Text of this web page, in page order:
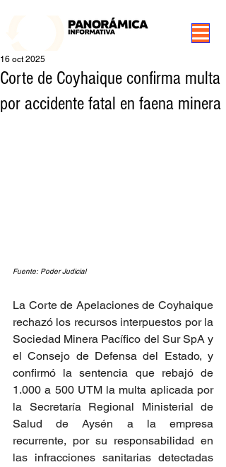
Corte de Coyhaique confirma multa
por accidente fatal en faena minera
16 oct 2025
Fuente: Poder Judicial
La Corte de Apelaciones de Coyhaique
rechazó los recursos interpuestos por la
Sociedad Minera Pacífico del Sur SpA y
el Consejo de Defensa del Estado, y
confirmó la sentencia que rebajó de
1.000 a 500 UTM la multa aplicada por
la Secretaría Regional Ministerial de
Salud de Aysén a la empresa
recurrente, por su responsabilidad en
las infracciones sanitarias detectadas